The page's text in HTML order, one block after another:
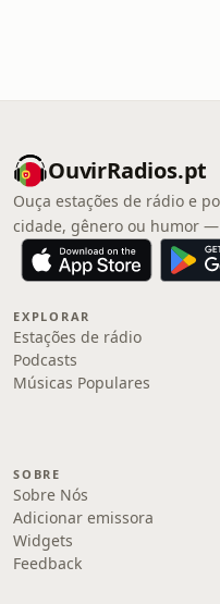
OuvirRadios.pt
Ouça estações de rádio e
cidade, gênero ou humor
EXPLORAR
Estações de rádio
Podcasts
Músicas Populares
SOBRE
Sobre Nós
Adicionar emissora
Widgets
Feedback